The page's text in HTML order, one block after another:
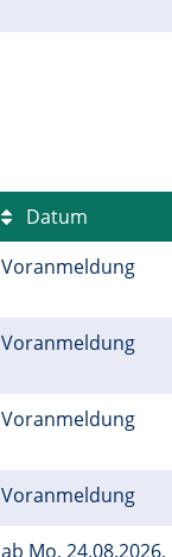
Datum
Voranmeldung
Voranmeldung
Voranmeldung
Voranmeldung
ab Mo. 24.08.2026,